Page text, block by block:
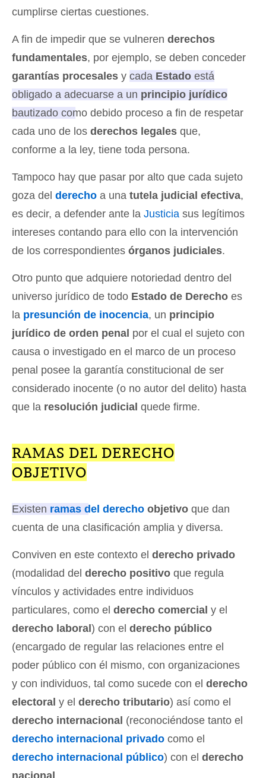
cumplirse ciertas cuestiones.
A fin de impedir que se vulneren derechos
fundamentales, por ejemplo, se deben conceder
garantías procesales y cada Estado está
obligado a adecuarse a un principio jurídico
bautizado como debido proceso a fin de respetar
cada uno de los derechos legales que,
conforme a la ley, tiene toda persona.
Tampoco hay que pasar por alto que cada sujeto
goza del derecho a una tutela judicial efectiva,
es decir, a defender ante la Justicia sus legítimos
intereses contando para ello con la intervención
de los correspondientes órganos judiciales.
Otro punto que adquiere notoriedad dentro del
universo jurídico de todo Estado de Derecho es
la presunción de inocencia, un principio
jurídico de orden penal por el cual el sujeto con
causa o investigado en el marco de un proceso
penal posee la garantía constitucional de ser
considerado inocente (o no autor del delito) hasta
que la resolución judicial quede firme.
RAMAS DEL DERECHO
OBJETIVO
Existen ramas del derecho objetivo que dan
cuenta de una clasificación amplia y diversa.
Conviven en este contexto el derecho privado
(modalidad del derecho positivo que regula
vínculos y actividades entre individuos
particulares, como el derecho comercial y el
derecho laboral) con el derecho público
(encargado de regular las relaciones entre el
poder público con él mismo, con organizaciones
y con individuos, tal como sucede con el derecho
electoral y el derecho tributario) así como el
derecho internacional (reconociéndose tanto el
derecho internacional privado como el
derecho internacional público) con el derecho
nacional